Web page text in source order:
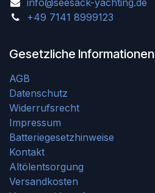
info@seesack-yachting.de
+49 7141 8999123
Gesetzliche Informationen
AGB
Datenschutz
Widerrufsrecht
Impressum
Batteriegesetzhinweise
Kontakt
Altölentsorgung
Versandkosten